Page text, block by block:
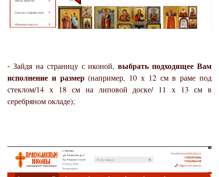
⁃ Зайдя на страницу с иконой,выбрать подходящее Вам
исполнение и размер(например, 10 х 12 см в раме под
стеклом/14 х 18 см на липовой доске/ 11 х 13 см в
серебряном окладе);